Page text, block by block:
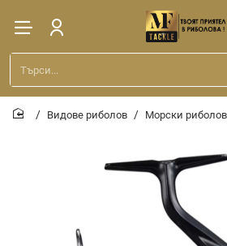
Търси...
Видове риболов Морски риболов